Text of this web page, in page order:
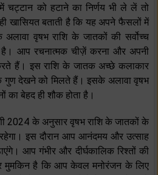
चट्टान को हटाने का निर्णय भी ले लें तो
खासियत बताती है कि यह अपने फैसलों में
वृषभ राशि के जातकों की सर्वोच्च
है। आप रचनात्मक चीज़ें करना और अपनी
हैं। इस राशि के जातक अच्छे कलाकार
गुण देखने को मिलते हैं। इसके अलावा वृषभ
का बेहद ही शौक होता है।
2024 के अनुसार वृषभ राशि के जातकों के
रहेगा। इस दौरान आप आनंदमय और उत्साह
आप गंभीर और दीर्घकालिक रिश्तों की
है कि आप केवल मनोरंजन के लिए